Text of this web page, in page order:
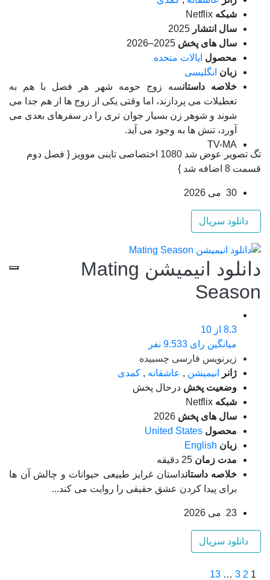
شبکه Netflix
سال انتشار 2025
سال های پخش 2025–2026
محصول ایالات متحده
زبان انگلیسی
خلاصه داستانسه زوج حومه شهر هر فصل با هم به
تعطیلات می پردازند، اما وقتی یکی از زوج ها از هم جدا می
شوند و شوهر زن بسیار جوان تری را در سفرهای بعدی می
آورد، تنش ها به وجود می آید.
TV-MA
تگ تصویر عوض شد 1080 اختصاصی تاینی موویز { فصل دوم
قسمت 8 اضافه شد }
30 می 2026
دانلود سریال
دانلود انیمیشن Mating
Season
8.3 از 10
میانگین رای 9.533 نفر
زیرنویس فارسی چسبیده
ژانر
انیمیشن , عاشقانه , کمدی
وضعیت پخش درحال پخش
شبکه Netflix
سال های پخش 2026
محصول United States
زبان English
مدت زمان 25 دقیقه
خلاصه داستانداستان غرایز طبیعی حیوانات و چالش آن ها
برای پیدا کردن عشق حقیقی را روایت می کند...
23 می 2026
دانلود سریال
1
2
3
…
13